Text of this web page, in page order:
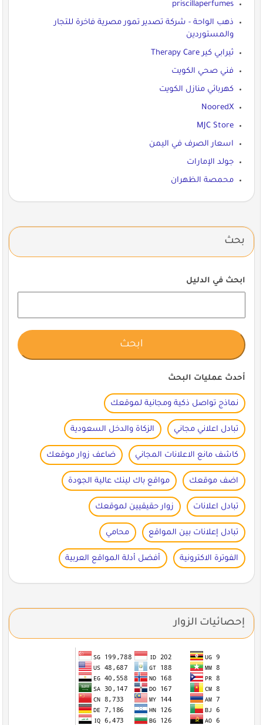
priscillaperfumes
ذهب الواحة - شركة تصدير تمور مصرية فاخرة للتجار
والمستوردين
ثيرابي كير Therapy Care
فني صحي الكويت
كهربائي منازل الكويت
NooredX
MJC Store
اسعار الصرف في اليمن
جولد الإمارات
محمصة الظهران
بحث
ابحث في الدليل
أحدث عمليات البحث
نماذج تواصل ذكية ومجانية لموقعك
تبادل اعلاني مجاني الزكاة والدخل السعودية
كاشف مانع الاعلانات المجاني ضاعف زوار موقعك
اضف موقعك مواقع باك لينك عالية الجودة
تبادل اعلانات زوار حقيقيين لموقعك
تبادل إعلانات بين المواقع محامي
الفوترة الاكترونية أفضل أدلة المواقع العربية
إحصائيات الزوار